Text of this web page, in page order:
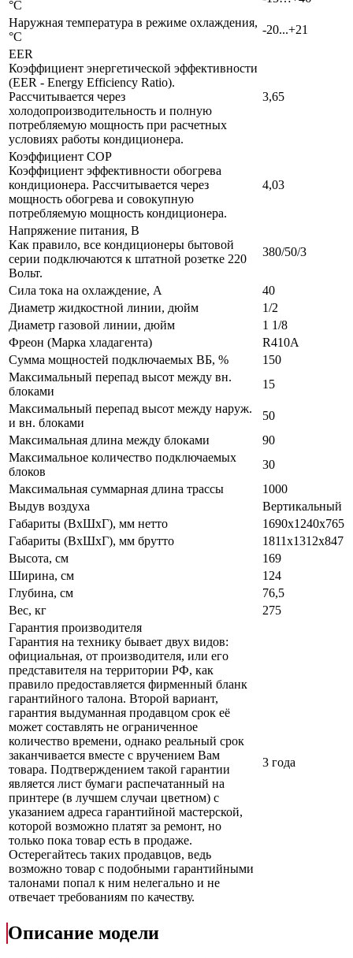
°C
Наружная температура в режиме охлаждения,
°C
-20...+21
EER
Коэффициент энергетической эффективности
(EER - Energy Efficiency Ratio).
Рассчитывается через
холодопроизводительность и полную
потребляемую мощность при расчетных
условиях работы кондиционера.
3,65
Коэффициент COP
Коэффициент эффективности обогрева
кондиционера. Рассчитывается через
мощность обогрева и совокупную
потребляемую мощность кондиционера.
4,03
Напряжение питания, В
Как правило, все кондиционеры бытовой
серии подключаются к штатной розетке 220
Вольт.
380/50/3
Сила тока на охлаждение, А
40
Диаметр жидкостной линии, дюйм
1/2
Диаметр газовой линии, дюйм
1 1/8
Фреон (Марка хладагента)
R410A
Сумма мощностей подключаемых ВБ, %
150
Максимальный перепад высот между вн.
блоками
15
Максимальный перепад высот между наруж.
и вн. блоками
50
Максимальная длина между блоками
90
Максимальное количество подключаемых
блоков
30
Максимальная суммарная длина трассы
1000
Выдув воздуха
Вертикальный
Габариты (ВxШxГ), мм нетто
1690х1240х765
Габариты (ВxШxГ), мм брутто
1811х1312х847
Высота, см
169
Ширина, см
124
Глубина, см
76,5
Вес, кг
275
Гарантия производителя
Гарантия на технику бывает двух видов:
официальная, от производителя, или его
представителя на территории РФ, как
правило предоставляется фирменный бланк
гарантийного талона. Второй вариант,
гарантия выдуманная продавцом срок её
может составлять не ограниченное
количество времени, однако реальный срок
заканчивается вместе с вручением Вам
товара. Подтверждением такой гарантии
является лист бумаги распечатанный на
принтере (в лучшем случаи цветном) с
указанием адреса гарантийной мастерской,
которой возможно платят за ремонт, но
только пока товар есть в продаже.
Остерегайтесь таких продавцов, ведь
возможно товар с подобными гарантийными
талонами попал к ним нелегально и не
отвечает требованиям по качеству.
3 года
Описание модели